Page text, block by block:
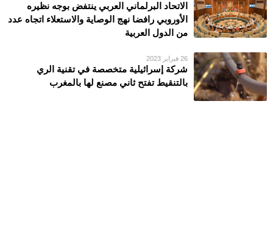
الاتحاد البرلماني العربي ينتفض بوجه نظيره
الأوروبي رافضا نهج الوصاية والاستعلاء اتجاه عدد
من الدول العربية
26 فبراير 2023
شركة إسرائيلية متخصصة في تقنية الري
بالتنقيط تفتح ثاني مصنع لها بالمغرب